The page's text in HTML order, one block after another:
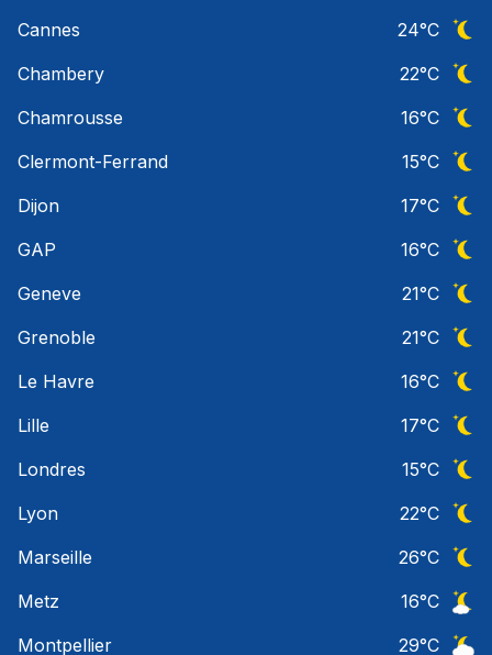
Cannes
24°C
Chambery
22°C
Chamrousse
16°C
Clermont-Ferrand
15°C
Dijon
17°C
GAP
16°C
Geneve
21°C
Grenoble
21°C
Le Havre
16°C
Lille
17°C
Londres
15°C
Lyon
22°C
Marseille
26°C
Metz
16°C
Montpellier
29°C